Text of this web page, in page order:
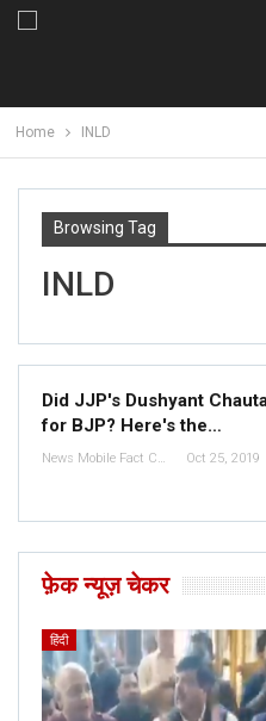
Home INLD
Browsing Tag
INLD
Did JJP's Dushyant
for BJP? Here's the…
News Mobile Fact Check Bureau Oct 25, 2019
फ़ेक न्यूज़ चेकर
हिंदी